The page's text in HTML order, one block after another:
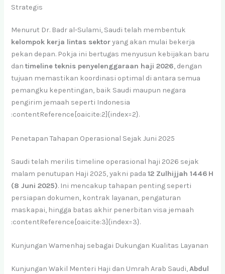
Strategis
Menurut Dr. Badr al‑Sulami, Saudi telah membentuk
kelompok kerja lintas sektoryang akan mulai bekerja
pekan depan. Pokja ini bertugas menyusun kebijakan baru
dantimeline teknis penyelenggaraan haji 2026, dengan
tujuan memastikan koordinasi optimal di antara semua
pemangku kepentingan, baik Saudi maupun negara
pengirim jemaah seperti Indonesia
:contentReference[oaicite:2]{index=2}.
Penetapan Tahapan Operasional Sejak Juni 2025
Saudi telah merilis timeline operasional haji 2026 sejak
malam penutupan Haji 2025, yakni pada12 Zulhijjah 1446 H
(8 Juni 2025). Ini mencakup tahapan penting seperti
persiapan dokumen, kontrak layanan, pengaturan
maskapai, hingga batas akhir penerbitan visa jemaah
:contentReference[oaicite:3]{index=3}.
Kunjungan Wamenhaj sebagai Dukungan Kualitas Layanan
Kunjungan Wakil Menteri Haji dan Umrah Arab Saudi,Abdul